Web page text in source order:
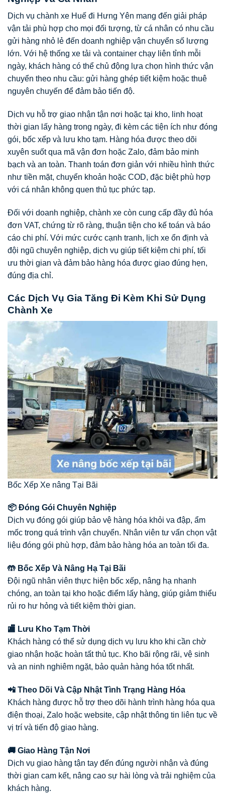
Dịch vụ chành xe Huế đi Hưng Yên mang đến giải pháp
vận tải phù hợp cho mọi đối tượng, từ cá nhân có nhu cầu
gửi hàng nhỏ lẻ đến doanh nghiệp vận chuyển số lượng
lớn. Với hệ thống xe tải và container chạy liên tỉnh mỗi
ngày, khách hàng có thể chủ động lựa chọn hình thức vận
chuyển theo nhu cầu: gửi hàng ghép tiết kiệm hoặc thuê
nguyên chuyến để đảm bảo tiến độ.
Dịch vụ hỗ trợ giao nhận tận nơi hoặc tại kho, linh hoạt
thời gian lấy hàng trong ngày, đi kèm các tiện ích như đóng
gói, bốc xếp và lưu kho tạm. Hàng hóa được theo dõi
xuyên suốt qua mã vận đơn hoặc Zalo, đảm bảo minh
bạch và an toàn. Thanh toán đơn giản với nhiều hình thức
như tiền mặt, chuyển khoản hoặc COD, đặc biệt phù hợp
với cá nhân không quen thủ tục phức tạp.
Đối với doanh nghiệp, chành xe còn cung cấp đầy đủ hóa
đơn VAT, chứng từ rõ ràng, thuận tiện cho kế toán và báo
cáo chi phí. Với mức cước cạnh tranh, lịch xe ổn định và
đội ngũ chuyên nghiệp, dịch vụ giúp tiết kiệm chi phí, tối
ưu thời gian và đảm bảo hàng hóa được giao đúng hẹn,
đúng địa chỉ.
Các Dịch Vụ Gia Tăng Đi Kèm Khi Sử Dụng
Chành Xe
Bốc Xếp Xe nâng Tại Bãi
📦 Đóng Gói Chuyên Nghiệp
Dịch vụ đóng gói giúp bảo vệ hàng hóa khỏi va đập, ẩm
mốc trong quá trình vận chuyển. Nhân viên tư vấn chọn vật
liệu đóng gói phù hợp, đảm bảo hàng hóa an toàn tối đa.
🤲 Bốc Xếp Và Nâng Hạ Tại Bãi
Đội ngũ nhân viên thực hiện bốc xếp, nâng hạ nhanh
chóng, an toàn tại kho hoặc điểm lấy hàng, giúp giảm thiểu
rủi ro hư hỏng và tiết kiệm thời gian.
🏬 Lưu Kho Tạm Thời
Khách hàng có thể sử dụng dịch vụ lưu kho khi cần chờ
giao nhận hoặc hoàn tất thủ tục. Kho bãi rộng rãi, vệ sinh
và an ninh nghiêm ngặt, bảo quản hàng hóa tốt nhất.
📲 Theo Dõi Và Cập Nhật Tình Trạng Hàng Hóa
Khách hàng được hỗ trợ theo dõi hành trình hàng hóa qua
điện thoại, Zalo hoặc website, cập nhật thông tin liên tục về
vị trí và tiến độ giao hàng.
🚚 Giao Hàng Tận Nơi
Dịch vụ giao hàng tận tay đến đúng người nhận và đúng
thời gian cam kết, nâng cao sự hài lòng và trải nghiệm của
khách hàng.